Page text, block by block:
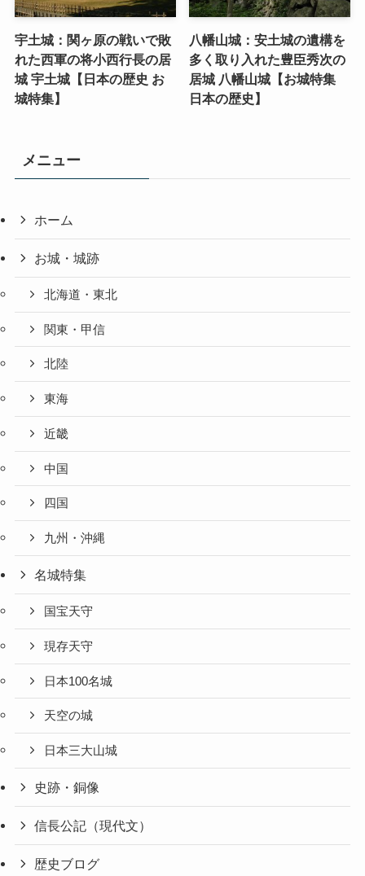
宇土城：関ヶ原の戦いで敗
れた西軍の将小西行長の居
城 宇土城【日本の歴史 お
城特集】
八幡山城：安土城の遺構を
多く取り入れた豊臣秀次の
居城 八幡山城【お城特集
日本の歴史】
メニュー
ホーム
お城・城跡
北海道・東北
関東・甲信
北陸
東海
近畿
中国
四国
九州・沖縄
名城特集
国宝天守
現存天守
日本100名城
天空の城
日本三大山城
史跡・銅像
信長公記（現代文）
歴史ブログ